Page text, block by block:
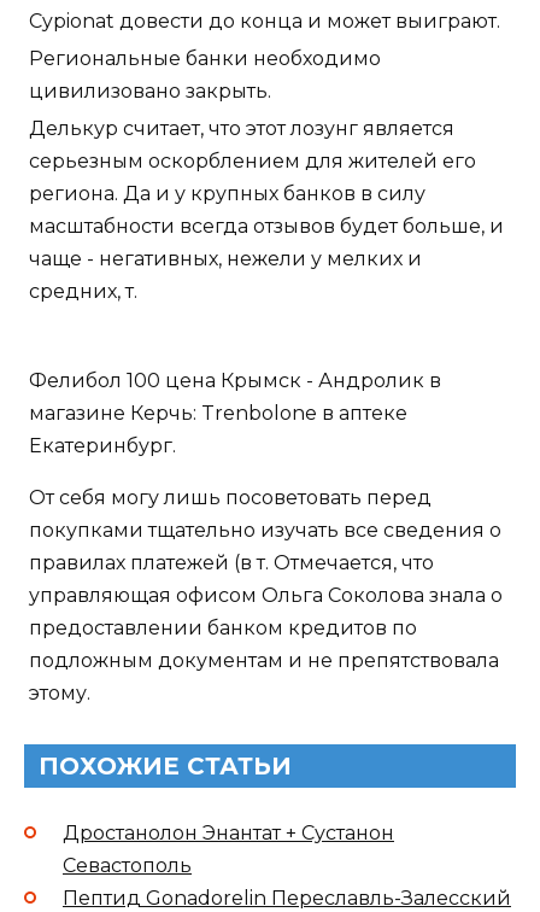
Cypionat довести до конца и может выиграют.
Региональные банки необходимо
цивилизовано закрыть.
Делькур считает, что этот лозунг является
серьезным оскорблением для жителей его
региона. Да и у крупных банков в силу
масштабности всегда отзывов будет больше, и
чаще - негативных, нежели у мелких и
средних, т.
Фелибол 100 цена Крымск - Андролик в
магазине Керчь: Trenbolone в аптеке
Екатеринбург.
От себя могу лишь посоветовать перед
покупками тщательно изучать все сведения о
правилах платежей (в т. Отмечается, что
управляющая офисом Ольга Соколова знала о
предоставлении банком кредитов по
подложным документам и не препятствовала
этому.
ПОХОЖИЕ СТАТЬИ
Дростанолон Энантат + Сустанон
Севастополь
Пептид Gonadorelin Переславль-Залесский